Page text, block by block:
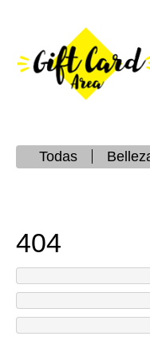
Todas
404